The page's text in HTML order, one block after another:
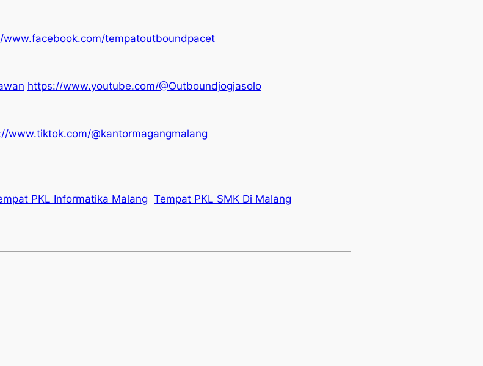
www.facebook.com/tempatoutboundpacet
https://www.youtube.com/@Outboundjogjasolo
www.tiktok.com/@kantormagangmalang
PKL Informatika Malang Tempat PKL SMK Di Malang